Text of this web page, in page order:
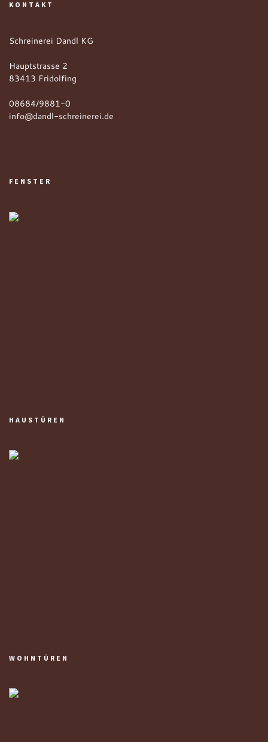
KONTAKT
Schreinerei Dandl KG
Hauptstrasse 2
83413 Fridolfing
08684/9881-0
info@dandl-schreinerei.de
FENSTER
HAUSTÜREN
WOHNTÜREN